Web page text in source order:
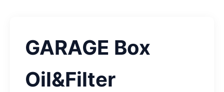
GARAGE Box
Oil&Filter